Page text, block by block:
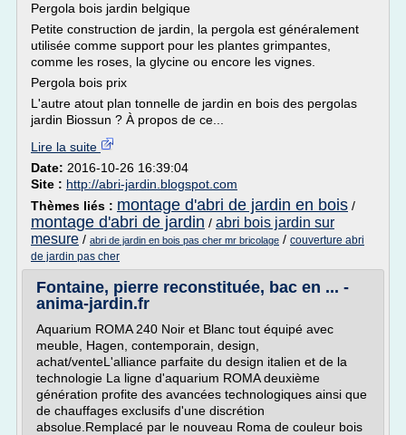
Pergola bois jardin belgique
Petite construction de jardin, la pergola est généralement
utilisée comme support pour les plantes grimpantes,
comme les roses, la glycine ou encore les vignes.
Pergola bois prix
L'autre atout plan tonnelle de jardin en bois des pergolas
jardin Biossun ? À propos de ce...
Lire la suite
Date: 2016-10-26 16:39:04
Site : http://abri-jardin.blogspot.com
Thèmes liés : montage d'abri de jardin en bois /
montage d'abri de jardin / abri bois jardin sur
mesure / abri de jardin en bois pas cher mr bricolage / couverture abri
de jardin pas cher
Fontaine, pierre reconstituée, bac en ... -
anima-jardin.fr
Aquarium ROMA 240 Noir et Blanc tout équipé avec
meuble, Hagen, contemporain, design,
achat/venteL'alliance parfaite du design italien et de la
technologie La ligne d'aquarium ROMA deuxième
génération profite des avancées technologiques ainsi que
de chauffages exclusifs d'une discrétion
absolue.Remplacé par le nouveau Roma de couleur bois